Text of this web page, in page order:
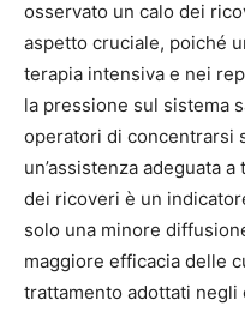
osservato un calo dei
aspetto cruciale, poiché
terapia intensiva e nei
la pressione sul sistema
operatori di concentrarsi
un’assistenza adeguata
dei ricoveri è un
solo una minore
maggiore efficacia delle
trattamento adottati negli